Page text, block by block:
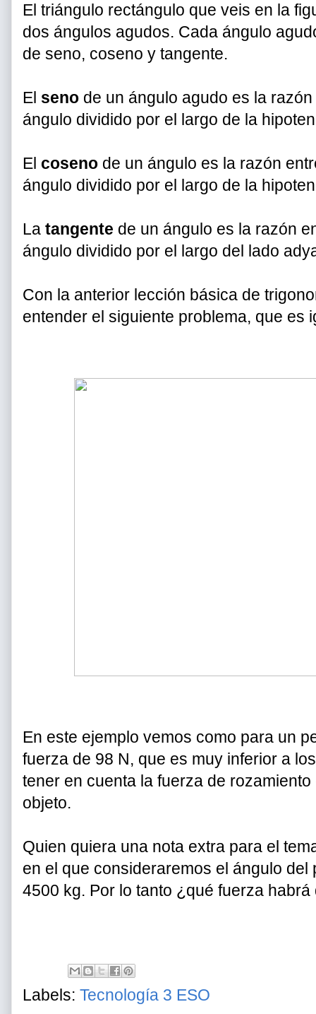
El triángulo rectángulo que veis en la
dos ángulos agudos. Cada ángulo
de seno, coseno y tangente.
El seno de un ángulo agudo es la
ángulo dividido por el largo de la
El coseno de un ángulo es la razón
ángulo dividido por el largo de la
La tangente de un ángulo es la razón
ángulo dividido por el largo del lado
Con la anterior lección básica de
entender el siguiente problema, que es
En este ejemplo vemos como para un
fuerza de 98 N, que es muy inferior a
tener en cuenta la fuerza de
objeto.
Quien quiera una nota extra para el
en el que consideraremos el ángulo del
4500 kg. Por lo tanto ¿qué fuerza
Labels: Tecnología 3 ESO